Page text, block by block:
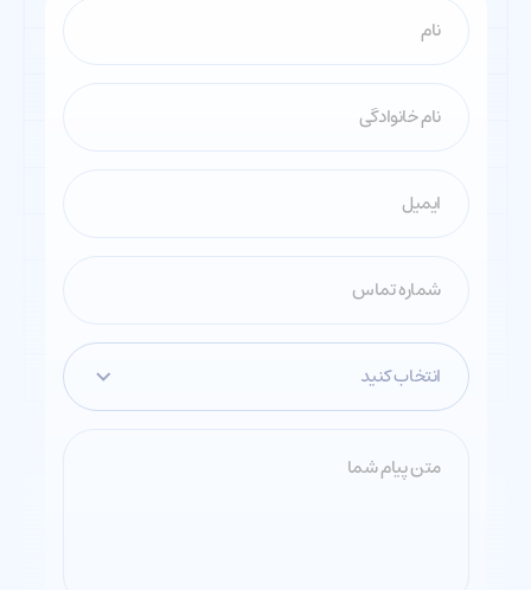
انتخاب کنید